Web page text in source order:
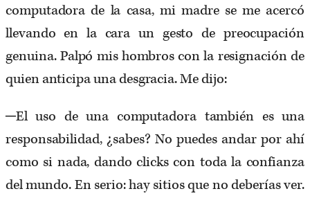
computadora de la casa, mi madre se me acercó
llevando en la cara un gesto de preocupación
genuina. Palpó mis hombros con la resignación de
quien anticipa una desgracia. Me dijo:
─El uso de una computadora también es una
responsabilidad, ¿sabes? No puedes andar por ahí
como si nada, dando clicks con toda la confianza
del mundo. En serio: hay sitios que no deberías ver.